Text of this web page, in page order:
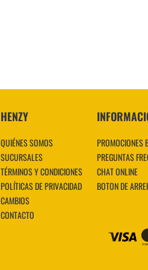
HENZY
QUIÉNES SOMOS
SUCURSALES
TÉRMINOS Y CONDICIONES
POLÍTICAS DE PRIVACIDAD
CAMBIOS
CONTACTO
PROMOCIONES
PREGUNTAS
CHAT ONLINE
BOTON DE